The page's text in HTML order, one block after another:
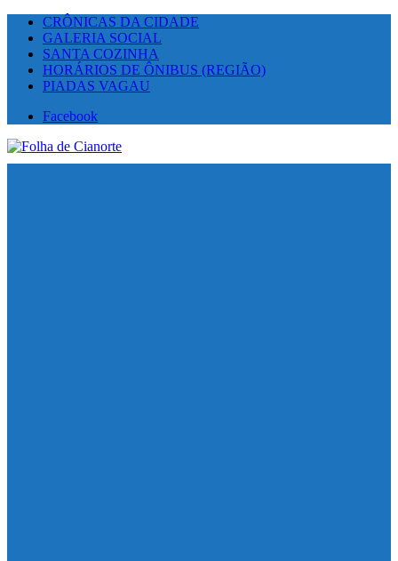
CRÔNICAS DA CIDADE
GALERIA SOCIAL
SANTA COZINHA
HORÁRIOS DE ÔNIBUS (REGIÃO)
PIADAS VAGAU
Facebook